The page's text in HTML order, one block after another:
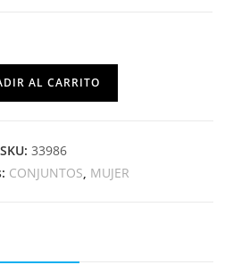
AL CARRITO
SKU: 33986
CONJUNTOS MUJER